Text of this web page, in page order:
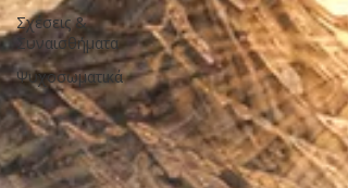
Σχέσεις &
Συναισθήματα
Ψυχοσωματικά